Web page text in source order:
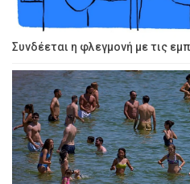
Συνδέεται η φλεγμονή με τις